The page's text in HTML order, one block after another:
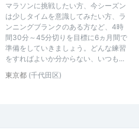
マラソンに挑戦したい方、今シーズン
は少しタイムを意識してみたい方、ラ
ンニングブランクのある方など、4時
間30分～45分切りを目標に6ヵ月間で
準備をしていきましょう。どんな練習
をすればよいか分からない、いつも...
東京都 (千代田区)